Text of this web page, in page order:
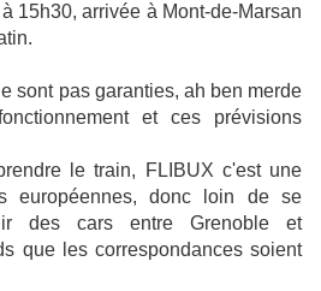
15h30, arrivée à Mont-de-Marsan
sont pas garanties, ah ben merde
et ces prévisions
le train, FLIBUX c'est une
européennes, donc loin de se
des cars entre Grenoble et
que les correspondances soient